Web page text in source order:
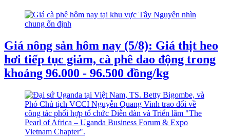
Giá nông sản hôm nay (5/8): Giá thịt heo
hơi tiếp tục giảm, cà phê dao động trong
khoảng 96.000 - 96.500 đồng/kg